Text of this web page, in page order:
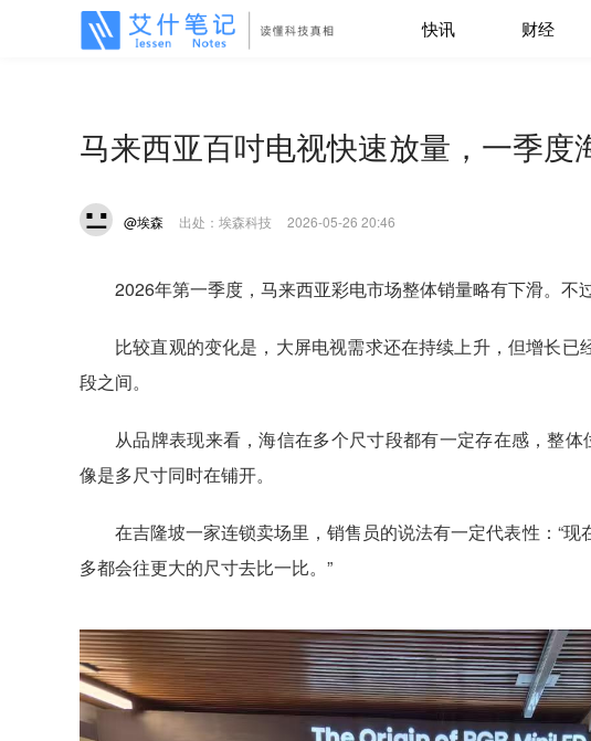
快讯 财经
马来西亚百吋电视快速放量，一季度
@埃森 出处：埃森科技 2026-05-26 20:46
2026年第一季度，马来西亚彩电市场整体销量略有下滑。不
比较直观的变化是，大屏电视需求还在持续上升，但增长
段之间。
从品牌表现来看，海信在多个尺寸段都有一定存在感，整体
像是多尺寸同时在铺开。
在吉隆坡一家连锁卖场里，销售员的说法有一定代表性：“
多都会往更大的尺寸去比一比。”